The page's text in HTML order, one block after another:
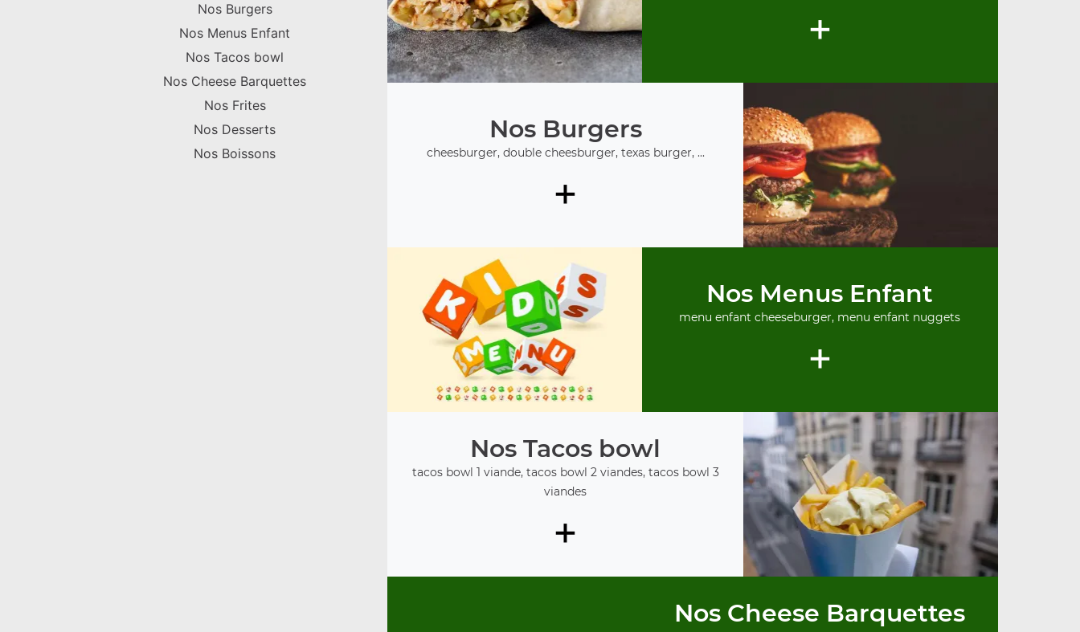
Nos Burgers
Nos Menus Enfant
Nos Tacos bowl
Nos Cheese Barquettes
Nos Frites
Nos Desserts
Nos Boissons
+
Nos Burgers
cheesburger, double cheesburger, texas burger, ...
+
Nos Menus Enfant
menu enfant cheeseburger, menu enfant nuggets
+
Nos Tacos bowl
tacos bowl 1 viande, tacos bowl 2 viandes, tacos bowl 3
viandes
+
Nos Cheese Barquettes